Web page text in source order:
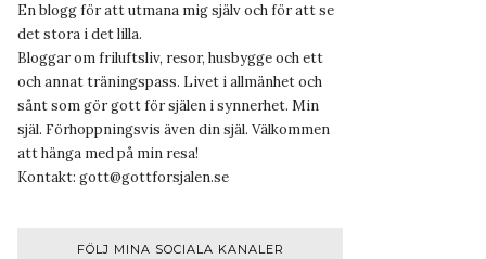
En blogg för att utmana mig själv och för att se
det stora i det lilla.
Bloggar om friluftsliv, resor, husbygge och ett
och annat träningspass. Livet i allmänhet och
sånt som gör gott för själen i synnerhet. Min
själ. Förhoppningsvis även din själ. Välkommen
att hänga med på min resa!
Kontakt: gott@gottforsjalen.se
FÖLJ MINA SOCIALA KANALER